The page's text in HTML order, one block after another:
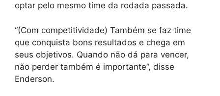
optar pelo mesmo time da rodada passada.
“(Com competitividade) Também se faz time
que conquista bons resultados e chega em
seus objetivos. Quando não dá para vencer,
não perder também é importante”, disse
Enderson.